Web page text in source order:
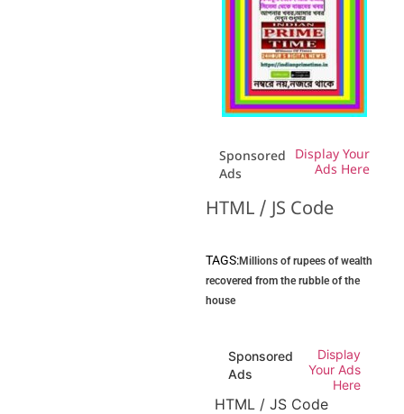
Sponsored
Ads
Display Your
Ads Here
HTML / JS Code
TAGS:Millions of rupees of wealth
recovered from the rubble of the
house
Sponsored
Ads
Display
Your Ads
Here
HTML / JS Code